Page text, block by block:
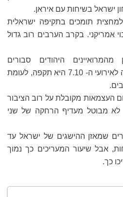
ישראל בשיחות עם איראן.
תומכים בתקיפה ישראלית
אמריקני. בקרב הערבים רוב גדול
היהודים סבורים
שההשוואה בין השואה לאירועי ה- 7.10 היא תקפה, לעומת
העצמאות מקובלת על רוב הציבור
לא מבוטל מעדיף הרחקה של שני
שמאזן ההישגים של ישראל עד
אבל שיעור המעריכים כך נמוך
כך.